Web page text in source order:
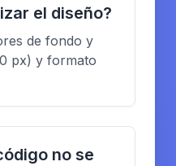
el diseño?
de fondo y
px) y formato
no se